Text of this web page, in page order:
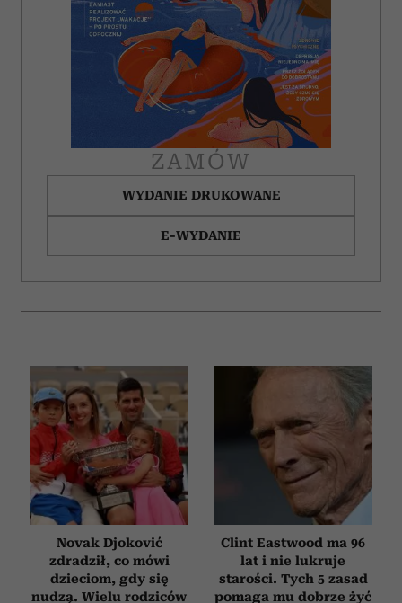
ZAMÓW
WYDANIE DRUKOWANE
E-WYDANIE
Novak Djoković
zdradził, co mówi
dzieciom, gdy się
nudzą. Wielu rodziców
Clint Eastwood ma 96
lat i nie lukruje
starości. Tych 5 zasad
pomaga mu dobrze żyć